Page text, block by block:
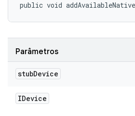
public void
Parâmetros
stubDevice
IDevice